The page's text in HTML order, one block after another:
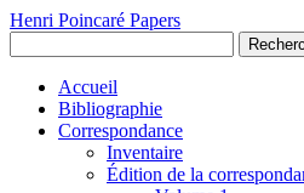
Henri Poincaré Papers
Accueil
Bibliographie
Correspondance
Inventaire
Édition de la